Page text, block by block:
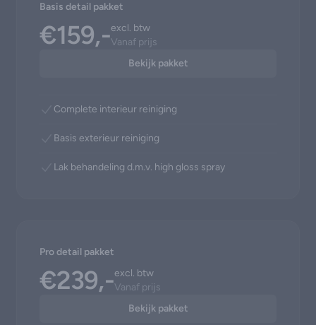
Basis detail pakket
€159,-excl. btw
Vanaf prijs
Bekijk pakket
Complete interieur reiniging
Basis exterieur reiniging
Lak behandeling d.m.v. high gloss spray
Pro detail pakket
€239,-excl. btw
Vanaf prijs
Bekijk pakket